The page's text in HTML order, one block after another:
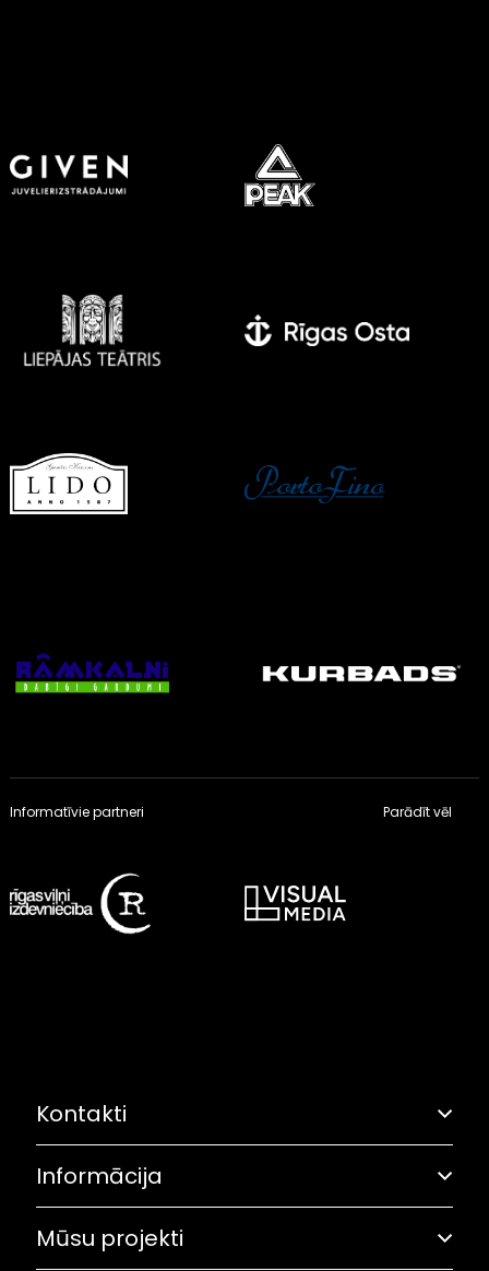
Informatīvie partneri Parādīt vēl
Kontakti
Adrese: Grostonas iela 6B, Rīga
Informācija
Pasākumu plāns
Mūsu projekti